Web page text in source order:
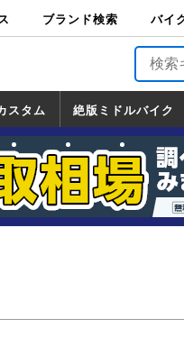
ブランド検索 バイ
バイ
スタム
スタム
覧
ンダ
マハ
ズキ
ワサキ
絶版ミドルバイク
絶版ミドルバイク
一覧
ホンダ
ヤマハ
スズキ
カワサキ
道の駅調査隊
ツーリング情報局
日本の道50選
国道めぐり
林道ツーリング